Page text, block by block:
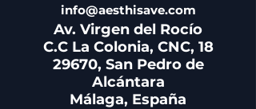
info@aesthisave.com
Av. Virgen del Rocío
C.C La Colonia, CNC, 18
29670, San Pedro de
Alcántara
Málaga, España